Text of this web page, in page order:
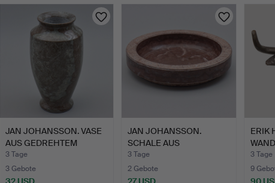
JAN JOHANSSON. VASE
AUS GEDREHTEM
ÖLAND-ST…
3 Tage
3 Gebote
JAN JOHANSSON.
SCHALE AUS
GEDREHTEM ÖLAND-…
3 Tage
2 Gebote
ERIK
3 Tage
9